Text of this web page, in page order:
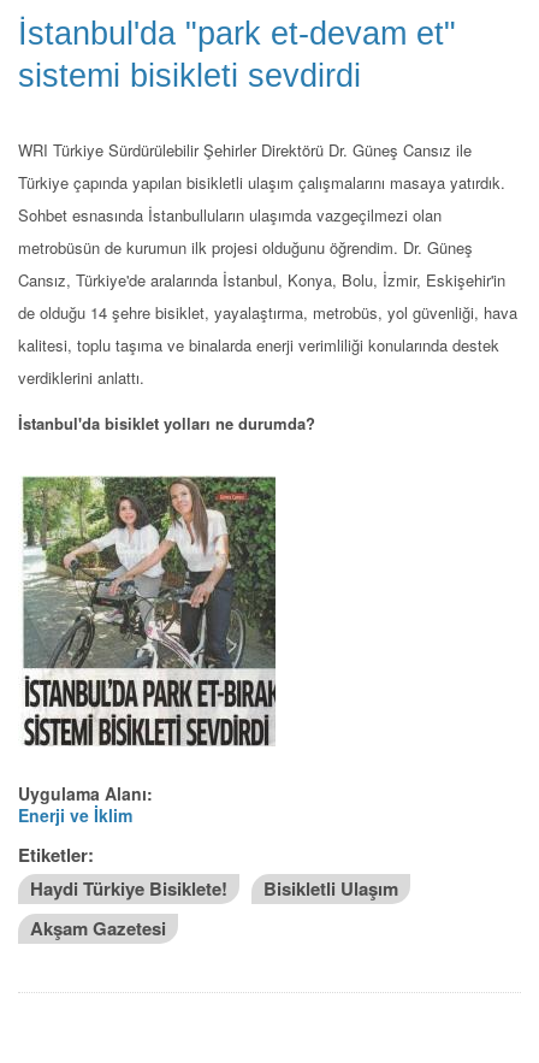
İstanbul'da "park et-devam et"
sistemi bisikleti sevdirdi
WRI Türkiye Sürdürülebilir Şehirler Direktörü Dr. Güneş Cansız ile
Türkiye çapında yapılan bisikletli ulaşım çalışmalarını masaya yatırdık.
Sohbet esnasında İstanbulluların ulaşımda vazgeçilmezi olan
metrobüsün de kurumun ilk projesi olduğunu öğrendim. Dr. Güneş
Cansız, Türkiye'de aralarında İstanbul, Konya, Bolu, İzmir, Eskişehir'in
de olduğu 14 şehre bisiklet, yayalaştırma, metrobüs, yol güvenliği, hava
kalitesi, toplu taşıma ve binalarda enerji verimliliği konularında destek
verdiklerini anlattı.
İstanbul'da bisiklet yolları ne durumda?
Uygulama Alanı:
Enerji ve İklim
Etiketler:
Haydi Türkiye Bisiklete!
Bisikletli Ulaşım
Akşam Gazetesi